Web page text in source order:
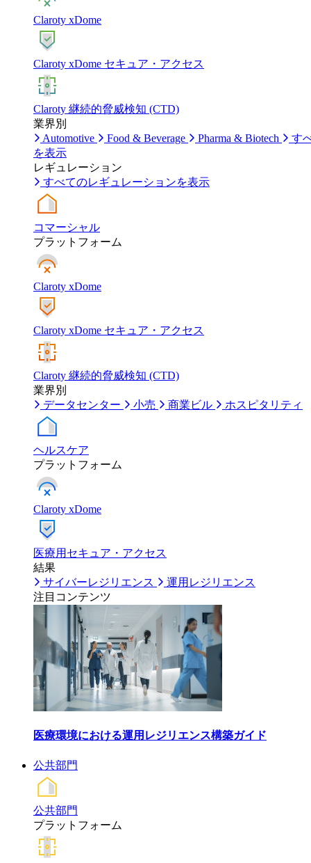
Claroty xDome
Claroty xDome セキュア・アクセス
Claroty 継続的脅威検知 (CTD)
業界別
Automotive
Food & Beverage Pharma & Biotech
す
を表示
レギュレーション
すべてのレギュレーションを表示
コマーシャル
プラットフォーム
Claroty xDome
Claroty xDome セキュア・アクセス
Claroty 継続的脅威検知 (CTD)
業界別
データセンター
小売 商業ビル ホスピタリティ
ヘルスケア
プラットフォーム
Claroty xDome
医療用セキュア・アクセス
結果
サイバーレジリエンス
運用レジリエンス
注目コンテンツ
医療環境における運用レジリエンス構築ガイド
公共部門
公共部門
プラットフォーム